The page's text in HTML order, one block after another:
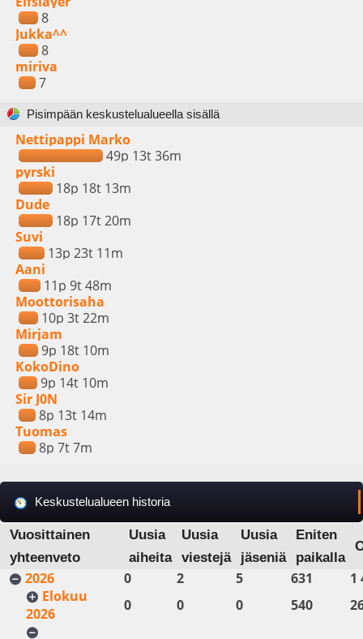
8
Jukka^^
8
miriva
7
Pisimpään keskustelualueella sisällä
Nettipappi Marko
49p 13t 36m
pyrski
18p 18t 13m
Dude
18p 17t 20m
Suvi
13p 23t 11m
Aani
11p 9t 48m
Moottorisaha
10p 3t 22m
Mirjam
9p 18t 10m
KokoDino
9p 14t 10m
Sir J0N
8p 13t 14m
Tuomas
8p 7t 7m
Keskustelualueen historia
Vuosittainen
yhteenveto
Uusia
aiheita
Uusia
viestejä
Uusia
jäseniä
Eniten
paikalla
2026 0 2 5 631
1
Elokuu
2026
0 0 0 540